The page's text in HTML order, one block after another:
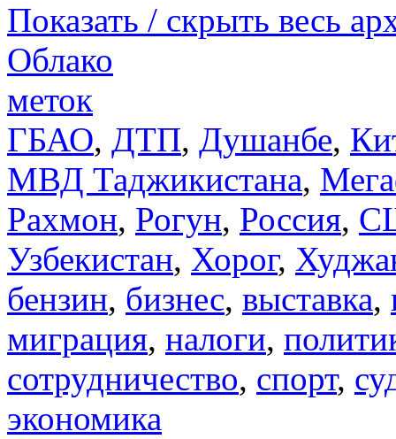
Показать / скрыть весь
Облако
меток
ГБАО, ДТП, Душанбе,
МВД Таджикистана,
Рахмон, Рогун, Россия,
Узбекистан, Хорог,
бензин, бизнес, выставка,
миграция, налоги,
сотрудничество, спорт,
экономика